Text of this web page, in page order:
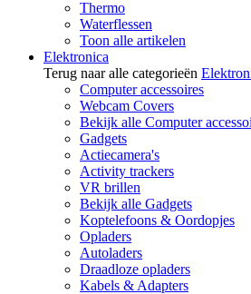
Thermo
Waterflessen
Toon alle artikelen
Elektronica
Terug naar alle categorieën
Computer accessoires
Webcam Covers
Bekijk alle Computer
Gadgets
Actiecamera's
Activity trackers
VR brillen
Bekijk alle Gadgets
Koptelefoons & Oordopjes
Opladers
Autoladers
Draadloze opladers
Kabels & Adapters